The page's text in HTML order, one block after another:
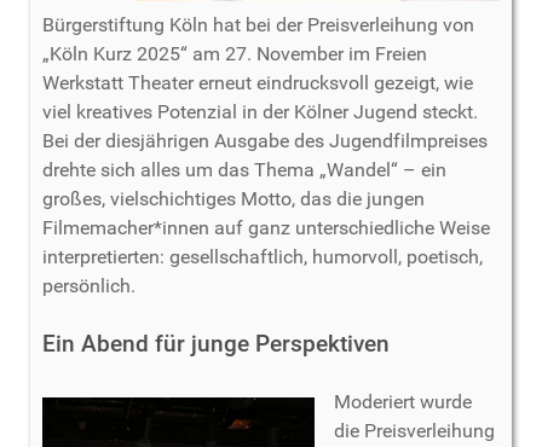
Bürgerstiftung Köln hat bei der Preisverleihung von
„Köln Kurz 2025“ am 27. November im Freien
Werkstatt Theater erneut eindrucksvoll gezeigt, wie
viel kreatives Potenzial in der Kölner Jugend steckt.
Bei der diesjährigen Ausgabe des Jugendfilmpreises
drehte sich alles um das Thema „Wandel“ – ein
großes, vielschichtiges Motto, das die jungen
Filmemacher*innen auf ganz unterschiedliche Weise
interpretierten: gesellschaftlich, humorvoll, poetisch,
persönlich.
Ein Abend für junge Perspektiven
Moderiert wurde
die Preisverleihung